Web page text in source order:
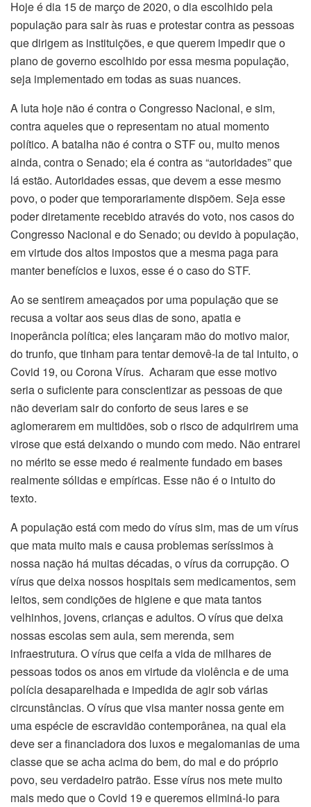
Hoje é dia 15 de março de 2020, o dia escolhido pela
população para sair às ruas e protestar contra as pessoas
que dirigem as instituições, e que querem impedir que o
plano de governo escolhido por essa mesma população,
seja implementado em todas as suas nuances.
A luta hoje não é contra o Congresso Nacional, e sim,
contra aqueles que o representam no atual momento
político. A batalha não é contra o STF ou, muito menos
ainda, contra o Senado; ela é contra as “autoridades” que
lá estão. Autoridades essas, que devem a esse mesmo
povo, o poder que temporariamente dispõem. Seja esse
poder diretamente recebido através do voto, nos casos do
Congresso Nacional e do Senado; ou devido à população,
em virtude dos altos impostos que a mesma paga para
manter benefícios e luxos, esse é o caso do STF.
Ao se sentirem ameaçados por uma população que se
recusa a voltar aos seus dias de sono, apatia e
inoperância política; eles lançaram mão do motivo maior,
do trunfo, que tinham para tentar demovê-la de tal intuito, o
Covid 19, ou Corona Vírus. Acharam que esse motivo
seria o suficiente para conscientizar as pessoas de que
não deveriam sair do conforto de seus lares e se
aglomerarem em multidões, sob o risco de adquirirem uma
virose que está deixando o mundo com medo. Não entrarei
no mérito se esse medo é realmente fundado em bases
realmente sólidas e empíricas. Esse não é o intuito do
texto.
A população está com medo do vírus sim, mas de um vírus
que mata muito mais e causa problemas seríssimos à
nossa nação há muitas décadas, o vírus da corrupção. O
vírus que deixa nossos hospitais sem medicamentos, sem
leitos, sem condições de higiene e que mata tantos
velhinhos, jovens, crianças e adultos. O vírus que deixa
nossas escolas sem aula, sem merenda, sem
infraestrutura. O vírus que ceifa a vida de milhares de
pessoas todos os anos em virtude da violência e de uma
polícia desaparelhada e impedida de agir sob várias
circunstâncias. O vírus que visa manter nossa gente em
uma espécie de escravidão contemporânea, na qual ela
deve ser a financiadora dos luxos e megalomanias de uma
classe que se acha acima do bem, do mal e do próprio
povo, seu verdadeiro patrão. Esse vírus nos mete muito
mais medo que o Covid 19 e queremos eliminá-lo para